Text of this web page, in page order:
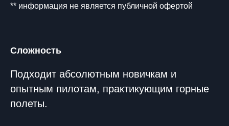
** информация не является публичной офертой
Сложность
Подходит абсолютным новичкам и
опытным пилотам, практикующим горные
полеты.